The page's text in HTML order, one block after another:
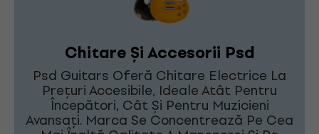
Chitare Și Accesorii Psd
Psd Guitars Oferă Chitare Electrice La
Prețuri Accesibile, Ideale Atât Pentru
Începători, Cât Și Pentru Muzicieni
Avansați. Marca Se Concentrează Pe Cea